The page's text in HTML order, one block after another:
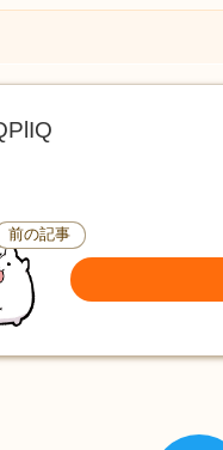
前の記事